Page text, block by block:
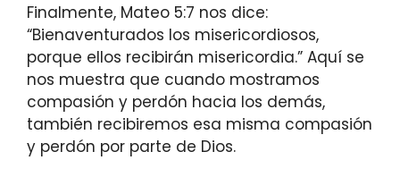
Finalmente, Mateo 5:7 nos dice:
“Bienaventurados los misericordiosos,
porque ellos recibirán misericordia.” Aquí se
nos muestra que cuando mostramos
compasión y perdón hacia los demás,
también recibiremos esa misma compasión
y perdón por parte de Dios.